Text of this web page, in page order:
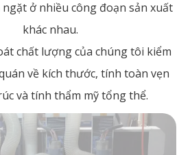
ở nhiều công đoạn sản xuất
khác nhau.
chất lượng của chúng tôi kiểm
về kích thước, tính toàn vẹn
và tính thẩm mỹ tổng thể.